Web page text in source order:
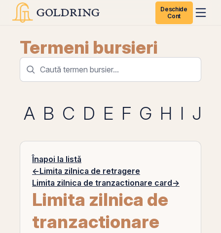
Deschide
Cont
Termeni bursieri
A B C D E F G H I J
Înapoi la listă
←Limita zilnica de retragere
Limita zilnica de tranzactionare card→
Limita zilnica de
tranzactionare